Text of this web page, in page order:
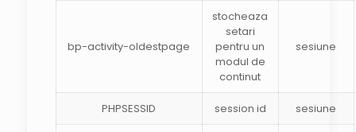
bp-activity-oldestpage
stocheaza
setari
pentru un
modul de
continut
sesiune
PHPSESSID session id sesiune